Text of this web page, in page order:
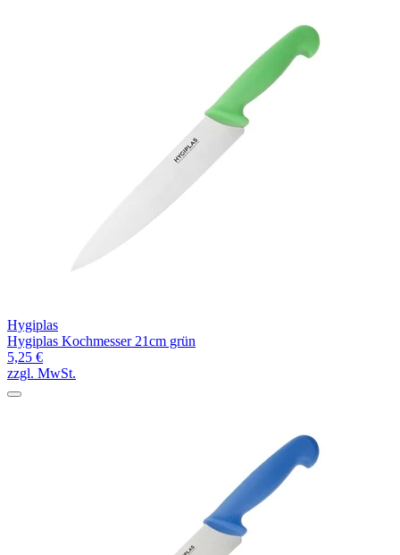
Hygiplas
Hygiplas Kochmesser 21cm grün
5,25 €
zzgl. MwSt.